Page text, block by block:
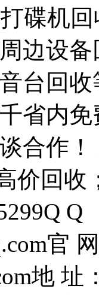
碟机
边设
台回
省内
合作
价回收
Q
官
地